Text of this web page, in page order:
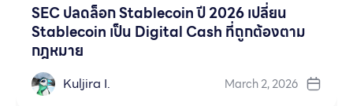
SEC ปลดล็อก Stablecoin ปี 2026 เปลี่ยน
Stablecoin เป็น Digital Cash ที่ถูกต้องตาม
กฎหมาย
Kuljira I. March 2, 2026